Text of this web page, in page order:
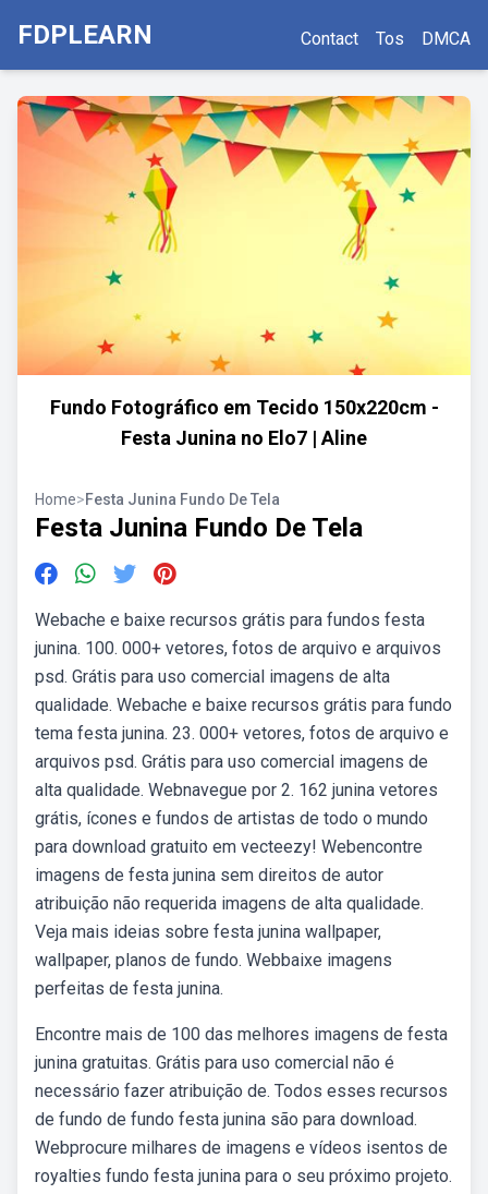
FDPLEARN Contact Tos DMCA
Fundo Fotográfico em Tecido 150x220cm -
Festa Junina no Elo7 | Aline
Home>Festa Junina Fundo De Tela
Festa Junina Fundo De Tela
Webache e baixe recursos grátis para fundos festa
junina. 100. 000+ vetores, fotos de arquivo e arquivos
psd. Grátis para uso comercial imagens de alta
qualidade. Webache e baixe recursos grátis para fundo
tema festa junina. 23. 000+ vetores, fotos de arquivo e
arquivos psd. Grátis para uso comercial imagens de
alta qualidade. Webnavegue por 2. 162 junina vetores
grátis, ícones e fundos de artistas de todo o mundo
para download gratuito em vecteezy! Webencontre
imagens de festa junina sem direitos de autor
atribuição não requerida imagens de alta qualidade.
Veja mais ideias sobre festa junina wallpaper,
wallpaper, planos de fundo. Webbaixe imagens
perfeitas de festa junina.
Encontre mais de 100 das melhores imagens de festa
junina gratuitas. Grátis para uso comercial não é
necessário fazer atribuição de. Todos esses recursos
de fundo de fundo festa junina são para download.
Webprocure milhares de imagens e vídeos isentos de
royalties fundo festa junina para o seu próximo projeto.